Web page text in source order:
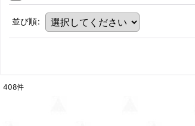
並び順:
408件